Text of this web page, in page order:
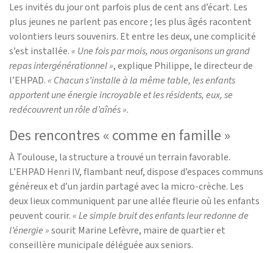
Les invités du jour ont parfois plus de cent ans d’écart. Les
plus jeunes ne parlent pas encore ; les plus âgés racontent
volontiers leurs souvenirs. Et entre les deux, une complicité
s’est installée.« Une fois par mois, nous organisons un grand
repas intergénérationnel », explique Philippe, le directeur de
l’EHPAD.« Chacun s’installe à la même table, les enfants
apportent une énergie incroyable et les résidents, eux, se
redécouvrent un rôle d’aînés ».
Des rencontres « comme en famille »
À Toulouse, la structure a trouvé un terrain favorable.
L’EHPAD Henri IV, flambant neuf, dispose d’espaces communs
généreux et d’un jardin partagé avec la micro-crèche. Les
deux lieux communiquent par une allée fleurie où les enfants
peuvent courir.« Le simple bruit des enfants leur redonne de
l’énergie »sourit Marine Lefèvre, maire de quartier et
conseillère municipale déléguée aux seniors.